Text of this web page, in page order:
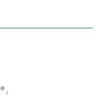
® 」